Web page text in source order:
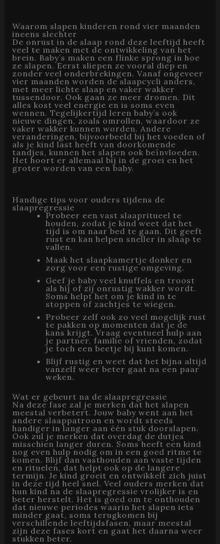
Waarom slapen kinderen rond vier maanden
ineens slechter
De onrust in de slaap rond deze leeftijd heeft
veel te maken met de ontwikkeling van het
brein. Baby’s maken een flinke sprong in hoe
ze slapen. Eerst sliepen ze vooral diep en
zonder veel onderbrekingen. Vanaf ongeveer
vier maanden worden de slaapcycli anders,
met meer lichte slaap en vaker wakker
tussendoor. Ook gaan ze meer dromen. Dit
alles kost veel energie en is soms even
wennen. Tegelijkertijd leren baby’s ook
nieuwe dingen, zoals omrollen, waardoor ze
vaker wakker kunnen worden. Andere
veranderingen, bijvoorbeeld bij het voeden of
als je kind last heeft van doorkomende
tandjes, kunnen het slapen ook beïnvloeden.
Het hoort er allemaal bij in de groei en het
groter worden van een baby.
Handige tips voor ouders tijdens de
slaapregressie
Probeer een vast slaapritueel te
houden, zodat je kind weet dat het
tijd is om naar bed te gaan. Dit geeft
rust en kan helpen sneller in slaap te
vallen.
Maak het slaapkamertje donker en
zorg voor een rustige omgeving.
Geef je baby veel knuffels en troost
als hij of zij onrustig wakker wordt.
Soms helpt het om je kind in te
stoppen of zachtjes te wiegen.
Probeer zelf ook zo veel mogelijk rust
te pakken op momenten dat je de
kans krijgt. Vraag eventueel hulp aan
je partner, familie of vrienden, zodat
je toch een beetje bij kunt komen.
Blijf rustig en weet dat het bijna altijd
vanzelf weer beter gaat na een paar
weken.
Wat er gebeurt na de slaapregressie
Na deze fase zal je merken dat het slapen
meestal verbetert. Jouw baby went aan het
andere slaappatroon en wordt steeds
handiger in langer aan één stuk doorslapen.
Ook zul je merken dat overdag de dutjes
misschien langer duren. Soms heeft een kind
nog even hulp nodig om in een goed ritme te
komen. Blijf dan vasthouden aan vaste tijden
en rituelen, dat helpt ook op de langere
termijn. Je kind groeit en ontwikkelt zich juist
in deze tijd heel snel. Veel ouders merken dat
hun kind na de slaapregressie vrolijker is en
beter herstelt. Het is goed om te onthouden
dat nieuwe periodes waarin het slapen iets
minder gaat, soms terugkomen bij
verschillende leeftijdsfasen, maar meestal
zijn deze fases kort en gaat het daarna weer
stukken beter.